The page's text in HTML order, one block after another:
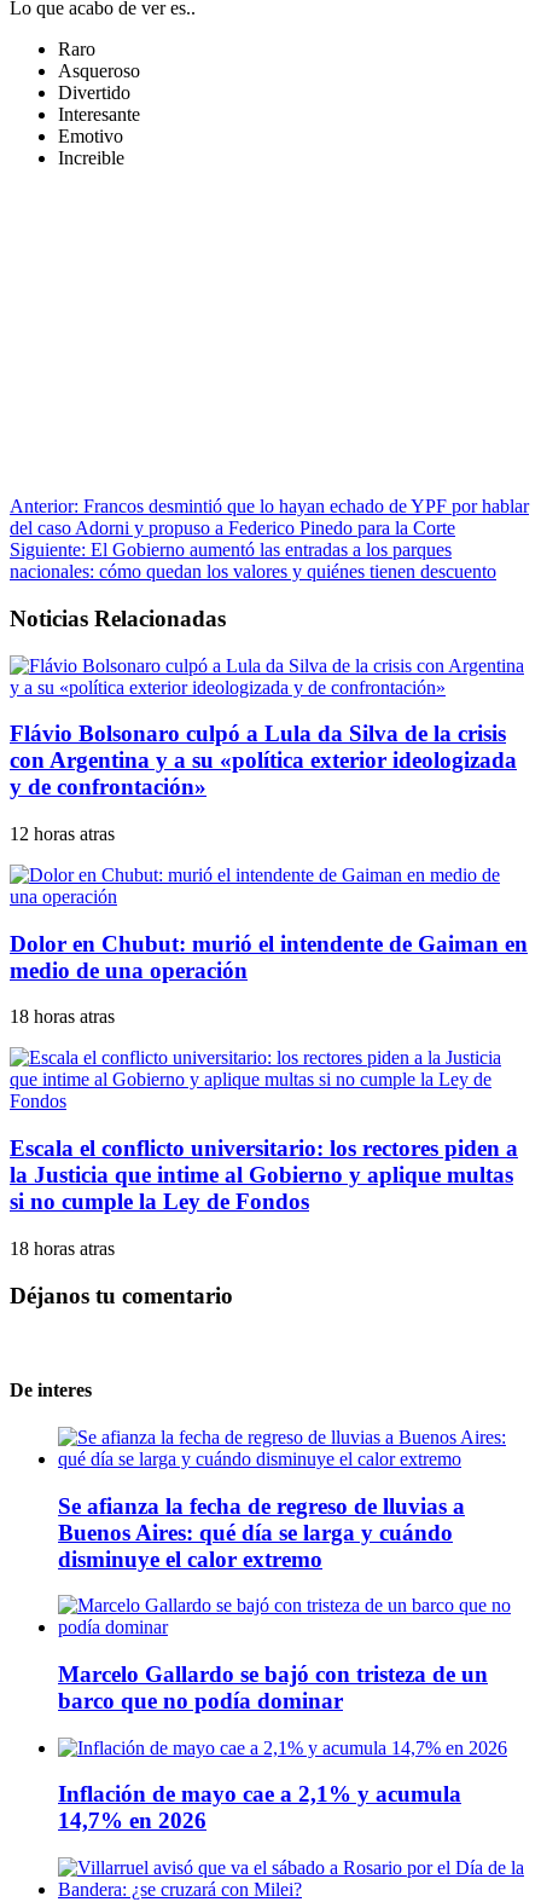
Lo que acabo de ver es..
Raro
Asqueroso
Divertido
Interesante
Emotivo
Increible
Anterior: Francos desmintió que lo hayan echado de YPF por hablar
del caso Adorni y propuso a Federico Pinedo para la Corte
Siguiente: El Gobierno aumentó las entradas a los parques
nacionales: cómo quedan los valores y quiénes tienen descuento
Noticias Relacionadas
Flávio Bolsonaro culpó a Lula da Silva de la crisis
con Argentina y a su «política exterior ideologizada
y de confrontación»
12 horas atras
Dolor en Chubut: murió el intendente de Gaiman en
medio de una operación
18 horas atras
Escala el conflicto universitario: los rectores piden a
la Justicia que intime al Gobierno y aplique multas
si no cumple la Ley de Fondos
18 horas atras
Déjanos tu comentario
De interes
Se afianza la fecha de regreso de lluvias a
Buenos Aires: qué día se larga y cuándo
disminuye el calor extremo
Marcelo Gallardo se bajó con tristeza de un
barco que no podía dominar
Inflación de mayo cae a 2,1% y acumula
14,7% en 2026